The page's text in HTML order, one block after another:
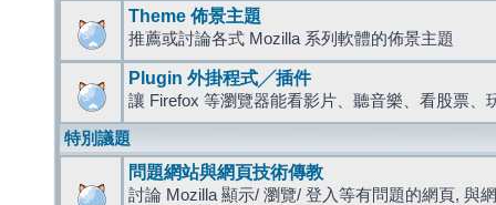
Theme 佈景主題
推薦或討論各式 Mozilla 系列軟體的佈景主題
Plugin 外掛程式╱插件
讓 Firefox 等瀏覽器能看影片、聽音樂、看股票、
特別議題
問題網站與網頁技術傳教
討論 Mozilla 顯示/ 瀏覽/ 登入等有問題的網頁, 與